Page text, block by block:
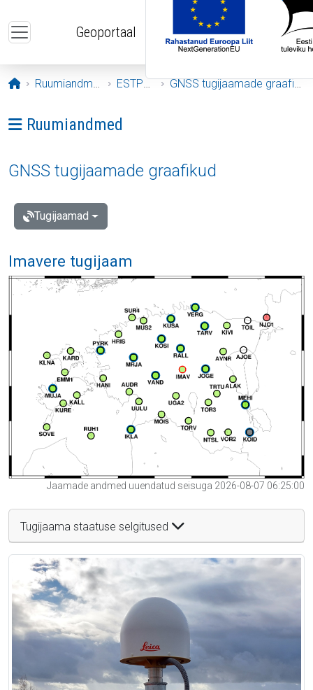
Geoportaal
Avaleht
Ruumiandmed ESTPOS GNSS tugijaamade graafikud
Ava menüü: Ruumiandmed
Ruumiandmed
GNSS tugijaamade graafikud
Tugijaamad
Imavere tugijaam
Jaamade andmed uuendatud seisuga 2026-08-07 06:25:00
Tugijaama staatuse selgitused